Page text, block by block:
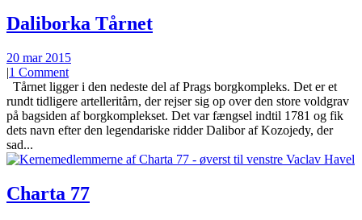
Daliborka Tårnet
20 mar 2015
|1 Comment
Tårnet ligger i den nedeste del af Prags borgkompleks. Det er et
rundt tidligere artelleritårn, der rejser sig op over den store voldgrav
på bagsiden af borgkomplekset. Det var fængsel indtil 1781 og fik
dets navn efter den legendariske ridder Dalibor af Kozojedy, der
sad...
Charta 77